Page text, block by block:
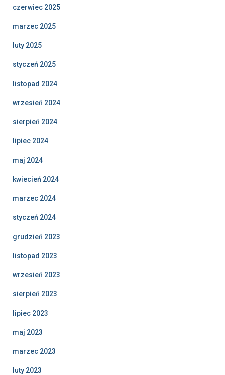
czerwiec 2025
marzec 2025
luty 2025
styczeń 2025
listopad 2024
wrzesień 2024
sierpień 2024
lipiec 2024
maj 2024
kwiecień 2024
marzec 2024
styczeń 2024
grudzień 2023
listopad 2023
wrzesień 2023
sierpień 2023
lipiec 2023
maj 2023
marzec 2023
luty 2023